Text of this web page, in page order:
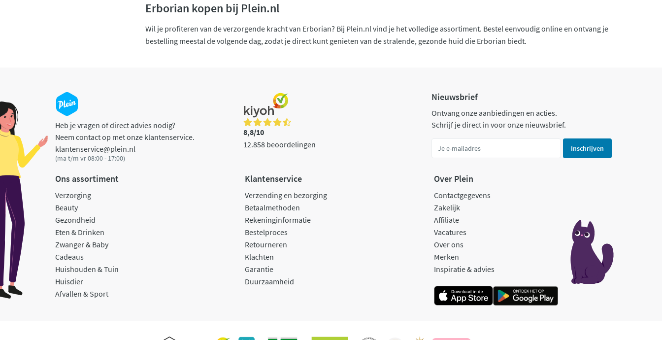
Erborian kopen bij Plein.nl
Wil je profiteren van de verzorgende kracht van Erborian? Bij Plein.nl vind je het volledige assortiment. Bestel eenvoudig online en ontvang je
bestelling meestal de volgende dag, zodat je direct kunt genieten van de stralende, gezonde huid die Erborian biedt.
Heb je vragen of direct advies nodig?
Neem contact op met onze klantenservice.
klantenservice@plein.nl
(ma t/m vr 08:00 - 17:00)
8,8/10
12.858 beoordelingen
Nieuwsbrief
Ontvang onze aanbiedingen en acties.
Schrijf je direct in voor onze nieuwsbrief.
Inschrijven
Ons assortiment
Verzorging
Beauty
Gezondheid
Eten & Drinken
Zwanger & Baby
Cadeaus
Huishouden & Tuin
Huisdier
Afvallen & Sport
Klantenservice
Verzending en bezorging
Betaalmethoden
Rekeninginformatie
Bestelproces
Retourneren
Klachten
Garantie
Duurzaamheid
Over Plein
Contactgegevens
Zakelijk
Affiliate
Vacatures
Over ons
Merken
Inspiratie & advies